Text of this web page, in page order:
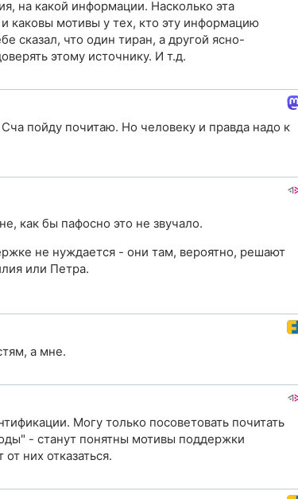
на какой информации. Насколько эта
каковы мотивы у тех, кто эту информацию
сказал, что один тиран, а другой ясно-
этому источнику. И т.д.
пойду почитаю. Но человеку и правда надо к
как бы пафосно это не звучало.
не нуждается - они там, вероятно, решают
или Петра.
а мне.
Могу только посоветовать почитать
- станут понятны мотивы поддержки
них отказаться.